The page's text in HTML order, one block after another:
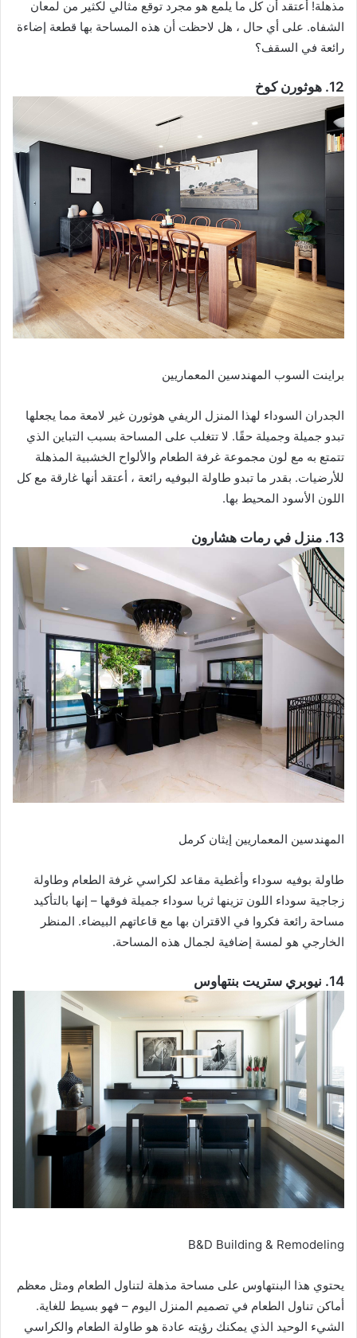
مذهلة! أعتقد أن كل ما يلمع هو مجرد توقع مثالي لكثير من لمعان
الشفاه. على أي حال ، هل لاحظت أن هذه المساحة بها قطعة إضاءة
رائعة في السقف؟
12. هوثورن كوخ
براينت السوب المهندسين المعماريين
الجدران السوداء لهذا المنزل الريفي هوثورن غير لامعة مما يجعلها
تبدو جميلة وجميلة حقًا. لا تتغلب على المساحة بسبب التباين الذي
تتمتع به مع لون مجموعة غرفة الطعام والألواح الخشبية المذهلة
للأرضيات. بقدر ما تبدو طاولة البوفيه رائعة ، أعتقد أنها غارقة مع كل
اللون الأسود المحيط بها.
13. منزل في رمات هشارون
المهندسين المعماريين إيثان كرمل
طاولة بوفيه سوداء وأغطية مقاعد لكراسي غرفة الطعام وطاولة
زجاجية سوداء اللون تزينها ثريا سوداء جميلة فوقها – إنها بالتأكيد
مساحة رائعة فكروا في الاقتران بها مع قاعاتهم البيضاء. المنظر
الخارجي هو لمسة إضافية لجمال هذه المساحة.
14. نيوبري ستريت بنتهاوس
B&D Building & Remodeling
يحتوي هذا البنتهاوس على مساحة مذهلة لتناول الطعام ومثل معظم
أماكن تناول الطعام في تصميم المنزل اليوم – فهو بسيط للغاية.
الشيء الوحيد الذي يمكنك رؤيته عادة هو طاولة الطعام والكراسي